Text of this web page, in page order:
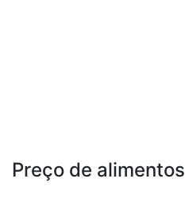
Preço de alimentos